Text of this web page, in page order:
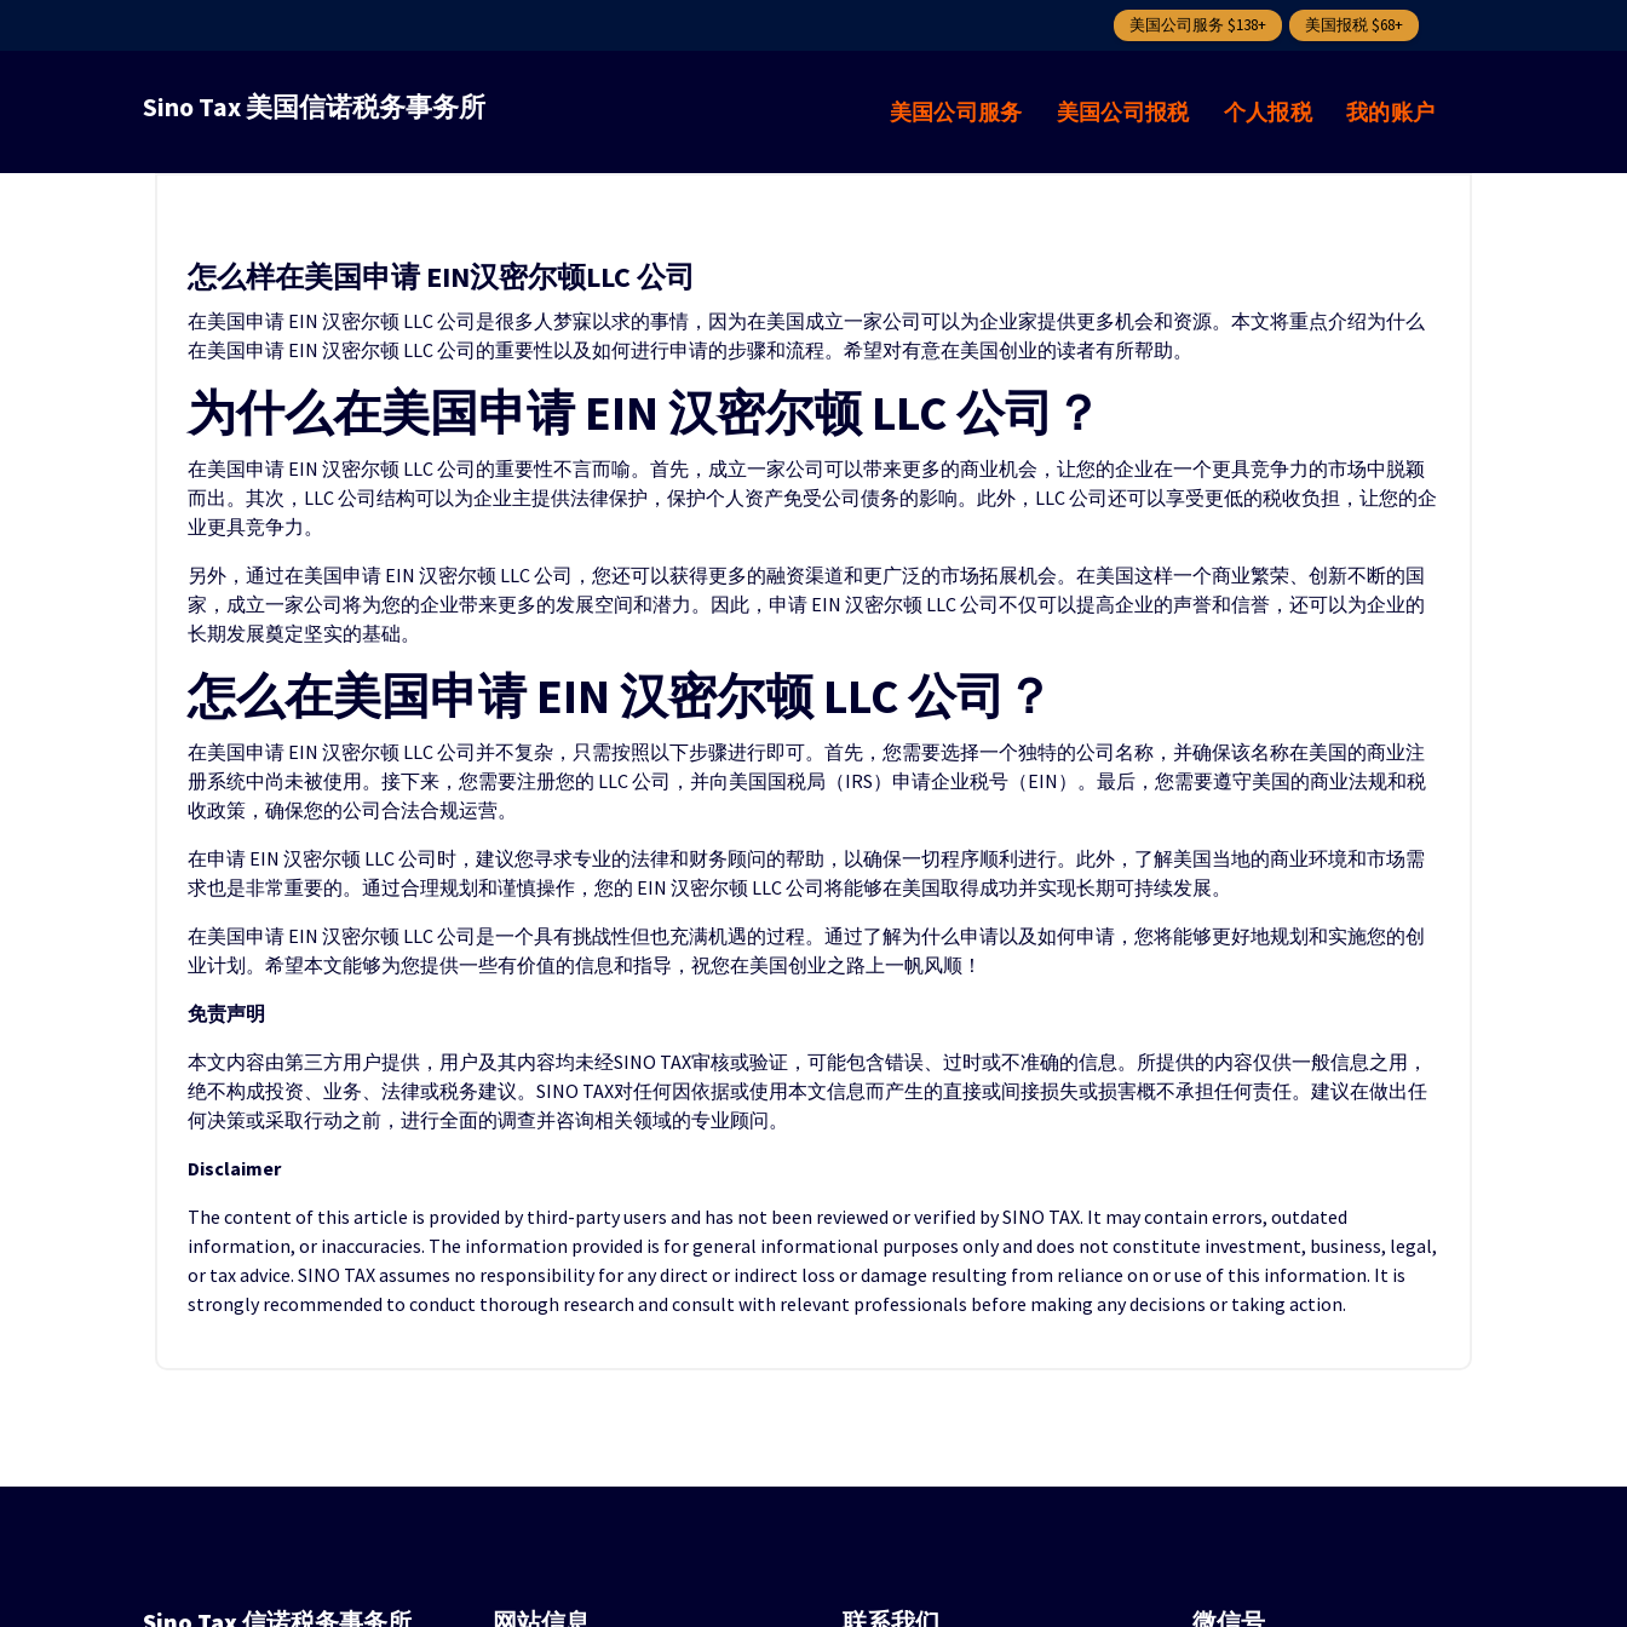
美国公司服务 $138+ 美国报税 $68+
容
Sino Tax 美国信诺税务事务所 美国公司服务 美国公司报税 个人报税 我的账户
怎么样在美国申请 EIN汉密尔顿LLC 公司
在美国申请 EIN 汉密尔顿 LLC 公司是很多人梦寐以求的事情，因为在美国成立一家公司可以为企业家提供更多机会和资源。本文将重点介绍为什么
在美国申请 EIN 汉密尔顿 LLC 公司的重要性以及如何进行申请的步骤和流程。希望对有意在美国创业的读者有所帮助。
为什么在美国申请 EIN 汉密尔顿 LLC 公司？
在美国申请 EIN 汉密尔顿 LLC 公司的重要性不言而喻。首先，成立一家公司可以带来更多的商业机会，让您的企业在一个更具竞争力的市场中脱颖
而出。其次，LLC 公司结构可以为企业主提供法律保护，保护个人资产免受公司债务的影响。此外，LLC 公司还可以享受更低的税收负担，让您的企
业更具竞争力。
另外，通过在美国申请 EIN 汉密尔顿 LLC 公司，您还可以获得更多的融资渠道和更广泛的市场拓展机会。在美国这样一个商业繁荣、创新不断的国
家，成立一家公司将为您的企业带来更多的发展空间和潜力。因此，申请 EIN 汉密尔顿 LLC 公司不仅可以提高企业的声誉和信誉，还可以为企业的
长期发展奠定坚实的基础。
怎么在美国申请 EIN 汉密尔顿 LLC 公司？
在美国申请 EIN 汉密尔顿 LLC 公司并不复杂，只需按照以下步骤进行即可。首先，您需要选择一个独特的公司名称，并确保该名称在美国的商业注
册系统中尚未被使用。接下来，您需要注册您的 LLC 公司，并向美国国税局（IRS）申请企业税号（EIN）。最后，您需要遵守美国的商业法规和税
收政策，确保您的公司合法合规运营。
在申请 EIN 汉密尔顿 LLC 公司时，建议您寻求专业的法律和财务顾问的帮助，以确保一切程序顺利进行。此外，了解美国当地的商业环境和市场需
求也是非常重要的。通过合理规划和谨慎操作，您的 EIN 汉密尔顿 LLC 公司将能够在美国取得成功并实现长期可持续发展。
在美国申请 EIN 汉密尔顿 LLC 公司是一个具有挑战性但也充满机遇的过程。通过了解为什么申请以及如何申请，您将能够更好地规划和实施您的创
业计划。希望本文能够为您提供一些有价值的信息和指导，祝您在美国创业之路上一帆风顺！
免责声明
本文内容由第三方用户提供，用户及其内容均未经SINO TAX审核或验证，可能包含错误、过时或不准确的信息。所提供的内容仅供一般信息之用，
绝不构成投资、业务、法律或税务建议。SINO TAX对任何因依据或使用本文信息而产生的直接或间接损失或损害概不承担任何责任。建议在做出任
何决策或采取行动之前，进行全面的调查并咨询相关领域的专业顾问。
Disclaimer
The content of this article is provided by third-party users and has not been reviewed or verified by SINO TAX. It may contain errors, outdated
information, or inaccuracies. The information provided is for general informational purposes only and does not constitute investment, business, legal,
or tax advice. SINO TAX assumes no responsibility for any direct or indirect loss or damage resulting from reliance on or use of this information. It is
strongly recommended to conduct thorough research and consult with relevant professionals before making any decisions or taking action.